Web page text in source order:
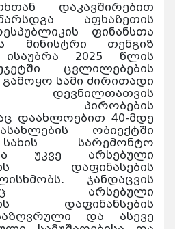
დაკავშირებით
აფხაზეთის
ფინანსთა
მინისტრი თენგიზ
ისაუბრა 2025 წლის
ცვლილებების
სამი ძირითადი
დევნილთათვის
პირობების
დაახლოებით 40-მდე
ობიექტში
სარემონტო
უკვე არსებული
დაფინასების
ჯანდაცვის
არსებული
დაფინანსების
და ასევე